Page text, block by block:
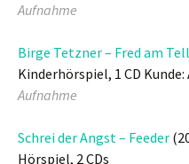
Aufnahme
Birge Tetzner – Fred am
Kinderhörspiel, 1 CD Kunde:
Aufnahme
Schrei der Angst – Feeder
Hörspiel, 2 CDs